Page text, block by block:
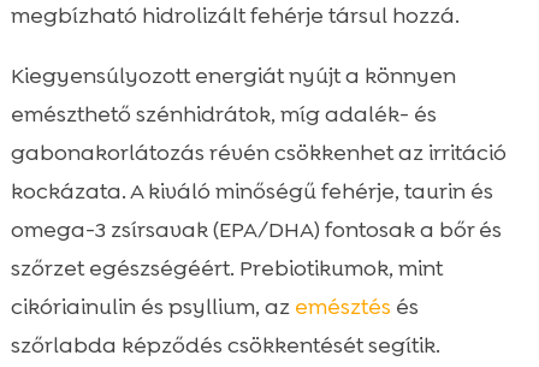
megbízható hidrolizált fehérje társul hozzá.
Kiegyensúlyozott energiát nyújt a könnyen
emészthető szénhidrátok, míg adalék- és
gabonakorlátozás révén csökkenhet az irritáció
kockázata. A kiváló minőségű fehérje, taurin és
omega-3 zsírsavak (EPA/DHA) fontosak a bőr és
szőrzet egészségéért. Prebiotikumok, mint
cikóriainulin és psyllium, az emésztés és
szőrlabda képződés csökkentését segítik.